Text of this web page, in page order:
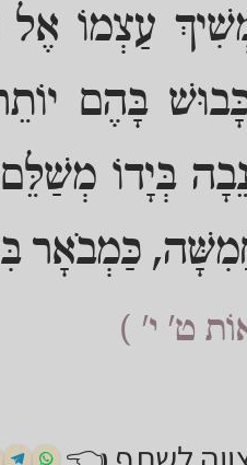
עַצְמוֹ אֶל
בָּהֶם
בְּיָדוֹ
כַּמְבֹאָר
ט' י' )